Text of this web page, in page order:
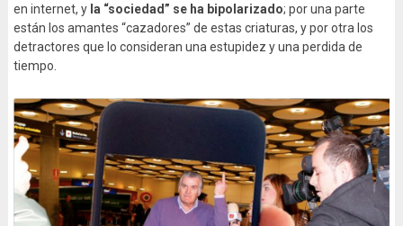
en internet, y la “sociedad” se ha bipolarizado; por una parte
están los amantes “cazadores” de estas criaturas, y por otra los
detractores que lo consideran una estupidez y una perdida de
tiempo.